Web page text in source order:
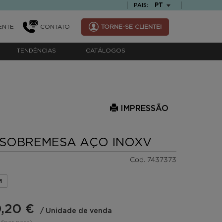
PAIS: TEXT.LANGUAGE
PT
CONTATO TORNE-SE CLIENTE!
TENDÊNCIAS CATÁLOGOS
IMPRESSÃO
AÇO INOXV
Cod. 7437373
€ / Unidade de venda